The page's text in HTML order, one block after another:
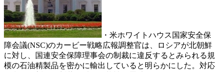
・米ホワイトハウス国家安全保
障会議(NSC)のカービー戦略広報調整官は、ロシアが北朝鮮
に対し、国連安全保障理事会の制裁に違反するとみられる規
模の石油精製品を密かに輸出していると明らかにした。対応